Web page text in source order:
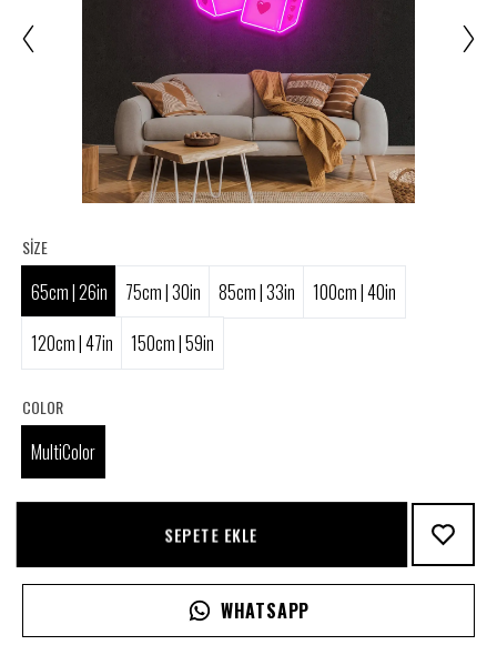
SIZE
65cm | 26in 75cm | 30in 85cm | 33in
100cm | 40in
120cm | 47in
150cm | 59in
COLOR
MultiColor
SEPETE EKLE
WHATSAPP